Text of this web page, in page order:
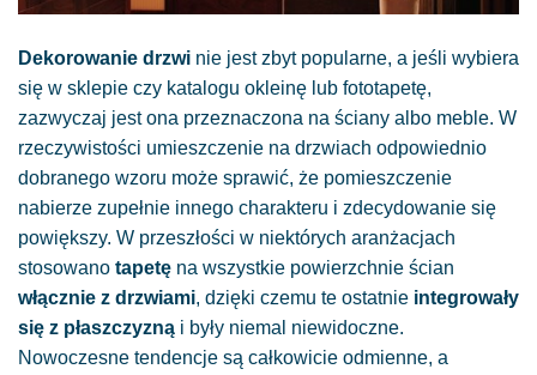
Dekorowanie drzwi nie jest zbyt popularne, a jeśli wybiera
się w sklepie czy katalogu okleinę lub fototapetę,
zazwyczaj jest ona przeznaczona na ściany albo meble. W
rzeczywistości umieszczenie na drzwiach odpowiednio
dobranego wzoru może sprawić, że pomieszczenie
nabierze zupełnie innego charakteru i zdecydowanie się
powiększy. W przeszłości w niektórych aranżacjach
stosowano tapetę na wszystkie powierzchnie ścian
włącznie z drzwiami, dzięki czemu te ostatnie integrowały
się z płaszczyzną i były niemal niewidoczne.
Nowoczesne tendencje są całkowicie odmienne, a